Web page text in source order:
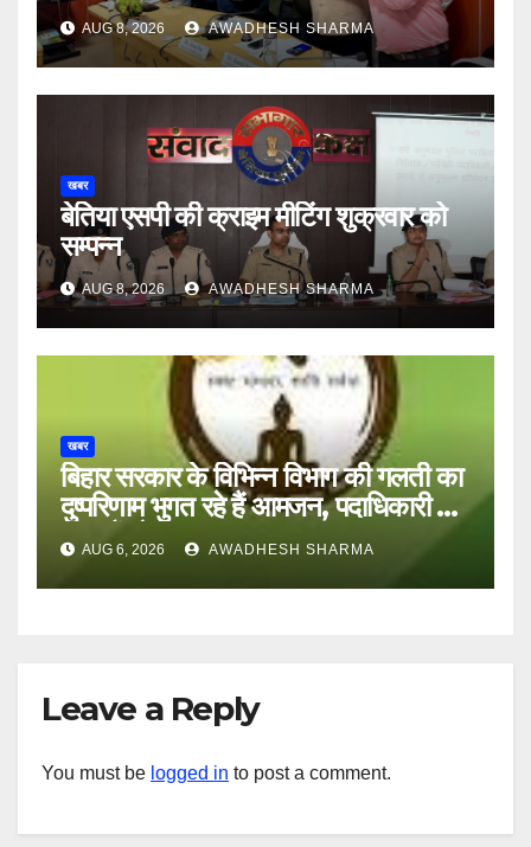
AUG 8, 2026 AWADHESH SHARMA
खबर
बेतिया एसपी की क्राइम मीटिंग शुक्रवार को
सम्पन्न
AUG 8, 2026 AWADHESH SHARMA
खबर
बिहार सरकार के विभिन्न विभाग की गलती का
दुष्परिणाम भुगत रहे हैं आमजन, पदाधिकारी और
अन्य हैं मौन
AUG 6, 2026 AWADHESH SHARMA
Leave a Reply
You must be logged in to post a comment.